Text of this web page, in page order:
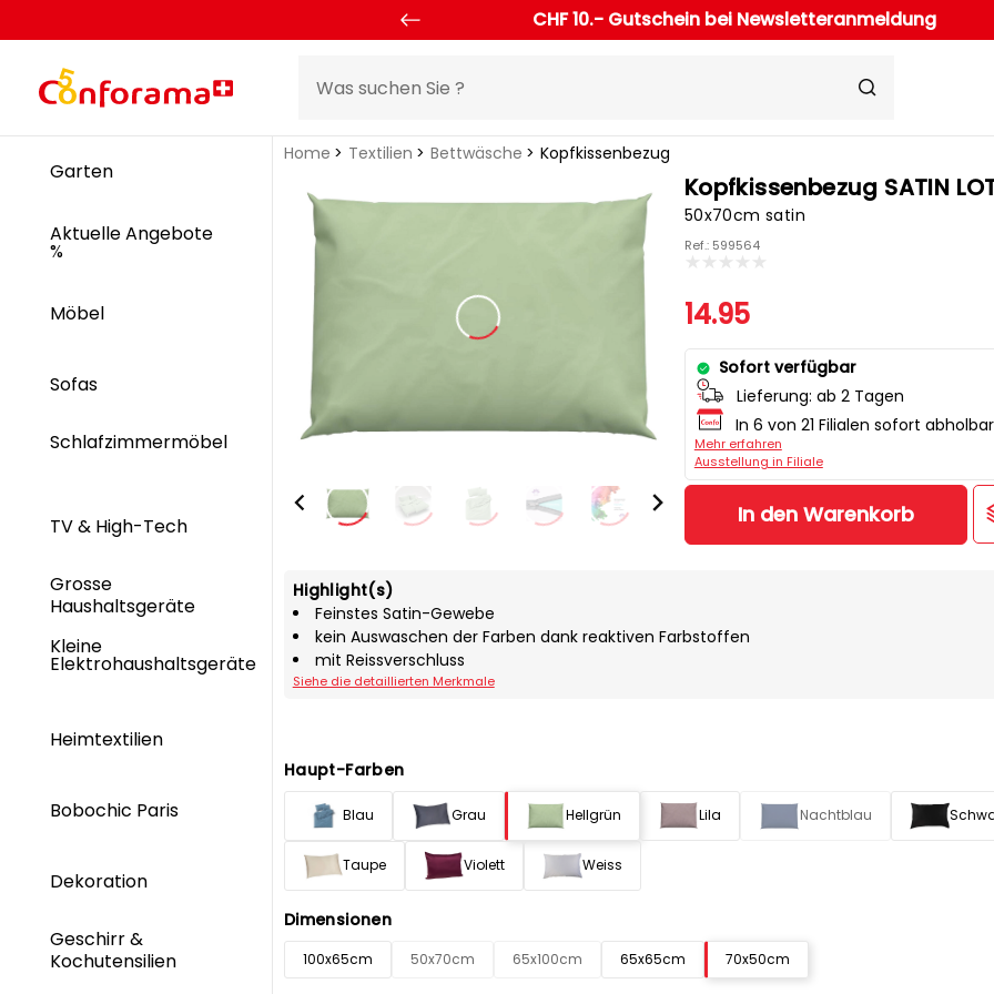
CHF 10.- Gutschein bei Newsletteranmeldung
Garten
Aktuelle Angebote
%
Möbel
Sofas
Schlafzimmermöbel
TV & High-Tech
Grosse
Haushaltsgeräte
Kleine
Elektrohaushaltsgeräte
Heimtextilien
Bobochic Paris
Dekoration
Geschirr &
Kochutensilien
Home Textilien Bettwäsche Kopfkissenbezug
Kopfkissenbezug SATIN
50x70cm satin
Ref.: 599564
14.95
Sofort verfügbar
Lieferung: ab 2 Tagen
In 6 von 21 Filialen sofort abholbar
Mehr erfahren
Ausstellung in Filiale
In den Warenkorb
Highlight(s)
Feinstes Satin-Gewebe
kein Auswaschen der Farben dank reaktiven Farbstoffen
mit Reissverschluss
Siehe die detaillierten Merkmale
Haupt-Farben
Blau Grau Hellgrün Lila Nachtblau
Taupe Violett Weiss
Dimensionen
100x65cm 50x70cm 65x100cm 65x65cm 70x50cm